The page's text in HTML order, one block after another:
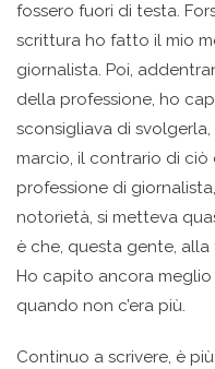
fossero fuori di testa.
scrittura ho fatto il mio
giornalista. Poi,
della professione, ho
sconsigliava di
marcio, il contrario di
professione di
notorietà, si metteva
è che, questa gente,
Ho capito ancora
quando non c’era più.
Continuo a scrivere, è